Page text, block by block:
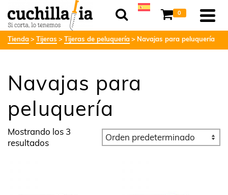
0
Tienda Tijeras Tijeras de peluquería Navajas para peluquería
Navajas para
peluquería
Mostrando los 3
resultados